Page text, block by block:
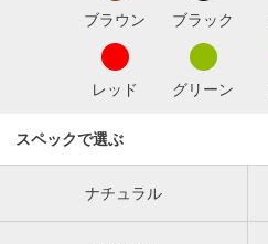
ブラウン ブラック
レッド グリーン
スペックで選ぶ
ナチュラル